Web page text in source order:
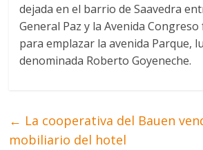
dejada en el barrio de Saavedra
General Paz y la Avenida
para emplazar la avenida Parque,
denominada Roberto Goyeneche.
← La cooperativa del Bauen
mobiliario del hotel